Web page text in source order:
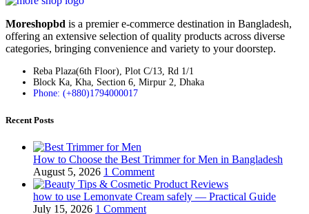
Moreshopbd is a premier e-commerce destination in Bangladesh,
offering an extensive selection of quality products across diverse
categories, bringing convenience and variety to your doorstep.
Reba Plaza(6th Floor), Plot C/13, Rd 1/1
Block Ka, Kha, Section 6, Mirpur 2, Dhaka
Phone: (+880)1794000017
Recent Posts
How to Choose the Best Trimmer for Men in Bangladesh
August 5, 2026 1 Comment
how to use Lemonvate Cream safely — Practical Guide
July 15, 2026 1 Comment